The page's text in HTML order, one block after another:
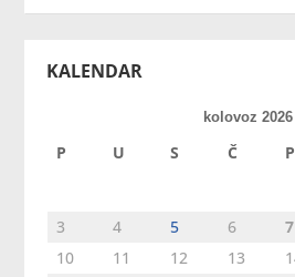
KALENDAR
kolovoz 2026
P U S Č P
3
4 5 6 7
10
11 12 13